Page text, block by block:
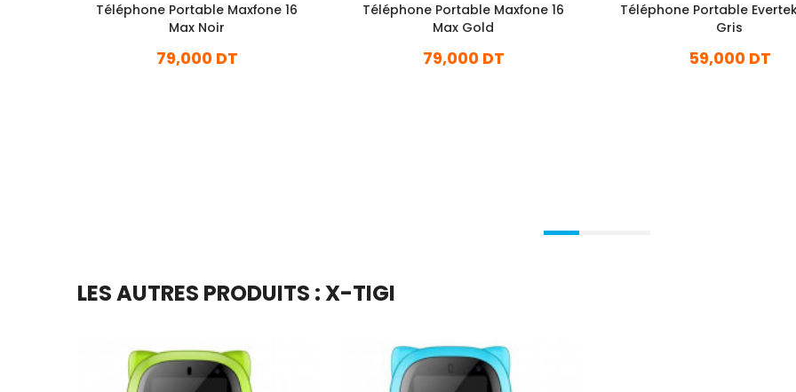
Téléphone Portable Maxfone 16
Max Noir
79,000 DT
Téléphone Portable Maxfone 16
Max Gold
79,000 DT
Téléphone Portable
Gris
59,000 DT
LES AUTRES PRODUITS : X-TIGI